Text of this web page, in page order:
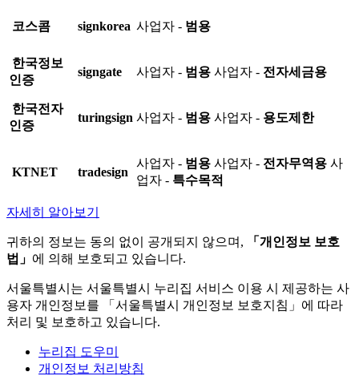
코스콤 signkorea 사업자 - 범용
한국정보
인증
signgate 사업자 - 범용 사업자 - 전자세금용
한국전자
인증
turingsign 사업자 - 범용 사업자 - 용도제한
KTNET tradesign
사업자 - 범용 사업자 - 전자무역용 사
업자 - 특수목적
자세히 알아보기
귀하의 정보는 동의 없이 공개되지 않으며,
「개인정보 보호
법」 에 의해 보호되고 있습니다.
서울특별시는 서울특별시 누리집 서비스 이용 시 제공하는 사
용자 개인정보를 「서울특별시 개인정보 보호지침」에 따라
처리 및 보호하고 있습니다.
누리집 도우미
개인정보 처리방침